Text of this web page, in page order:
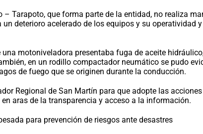
Tarapoto, que forma parte de la entidad, no realiza
deterioro acelerado de los equipos y su
motoniveladora presentaba fuga de aceite
en un rodillo compactador neumático se pudo
de fuego que se originen durante la conducción.
Regional de San Martín para que adopte las
aras de la transparencia y acceso a la información.
para prevención de riesgos ante desastres